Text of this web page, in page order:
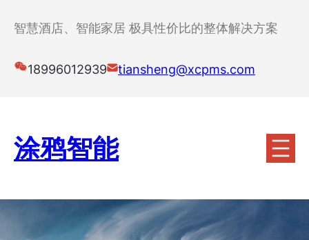
智慧酒店、智能家居 极具性价比的整体解决方案
18996012939 tiansheng@xcpms.com
涂鸦智能